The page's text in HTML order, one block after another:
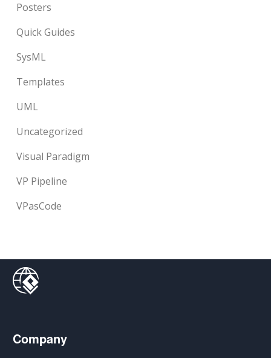
Posters
Quick Guides
SysML
Templates
UML
Uncategorized
Visual Paradigm
VP Pipeline
VPasCode
Company